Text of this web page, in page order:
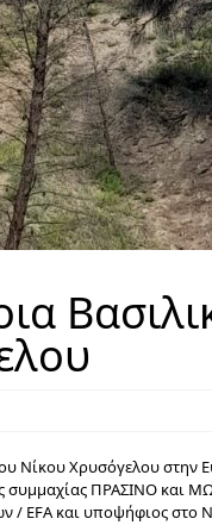
Νίκου Χρυσόγελου στην
συμμαχίας ΠΡΑΣΙΝΟ και
EFA και υποψήφιος στο